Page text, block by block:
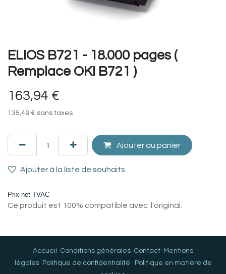
ELIOS B721 - 18.000 pages (
Remplace OKI B721 )
163,94 €
135,49 € sans taxes
Ajouter au panier
Ajouter à la liste de souhaits
Prix net TVAC
Ce produit est 100% compatible avec l'original.
Accueil Conditions générales Contact Mentions
légales Politique de confidentialité
Politique en matière de